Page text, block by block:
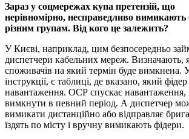
Зараз у соцмережах купа претензій, що
нерівномірно, несправедливо вимикають
різним групам. Від кого це залежить?
У Києві, наприклад, цим безпосередньо
диспетчери кабельних мереж. Визначають,
споживачів на який термін буде вимкнена.
інструкції, є таблиці, де вказано, який
навантаження. ОСР спускає навантаження,
вимкнути в певний період. А диспетчер
вимикати дистанційно або відправляє
їздять по місту і вручну вимикають фідери.